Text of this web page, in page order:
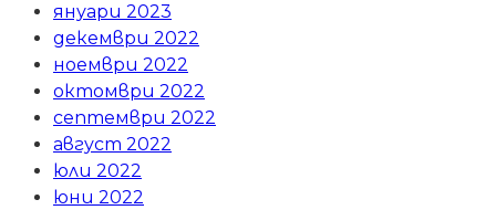
януари 2023
декември 2022
ноември 2022
октомври 2022
септември 2022
август 2022
юли 2022
юни 2022